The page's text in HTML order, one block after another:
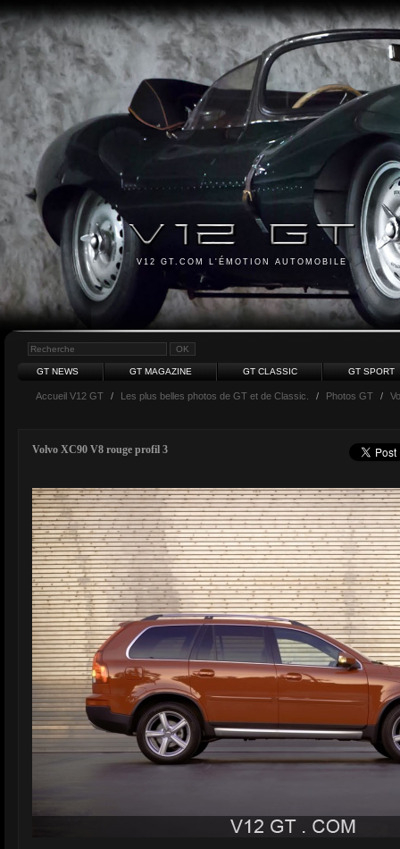
V12 GT.COM L'ÉMOTION AUTOMOBILE
GT NEWS GT MAGAZINE GT CLASSIC GT SPORT
Accueil V12 GT / Les plus belles photos de GT et de Classic. / Photos GT /
Volvo XC90 V8 rouge profil 3